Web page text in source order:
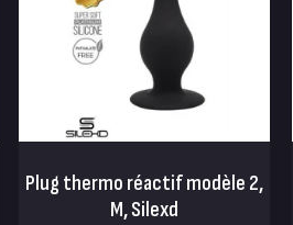
Plug thermo réactif modèle 2,
M, Silexd